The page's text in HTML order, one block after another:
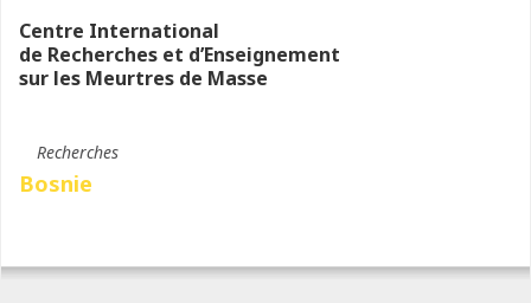
Centre International
de Recherches et d’Enseignement
sur les Meurtres de Masse
Recherches
Bosnie